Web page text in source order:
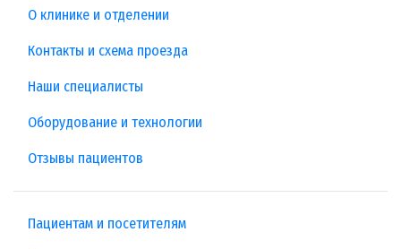
О клинике и отделении
Контакты и схема проезда
Наши специалисты
Оборудование и технологии
Отзывы пациентов
Пациентам и посетителям